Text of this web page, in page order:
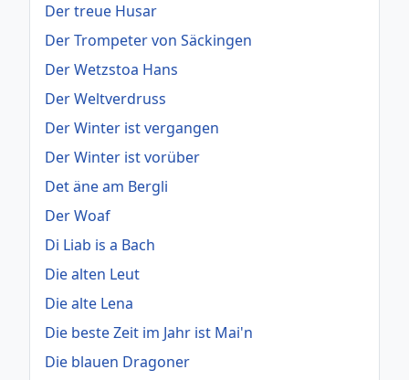
Der treue Husar
Der Trompeter von Säckingen
Der Wetzstoa Hans
Der Weltverdruss
Der Winter ist vergangen
Der Winter ist vorüber
Det äne am Bergli
Der Woaf
Di Liab is a Bach
Die alten Leut
Die alte Lena
Die beste Zeit im Jahr ist Mai'n
Die blauen Dragoner